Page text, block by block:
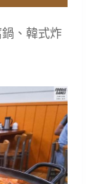
、韓式炸